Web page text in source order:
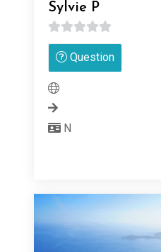
Sylvie P
0
sur Question
N